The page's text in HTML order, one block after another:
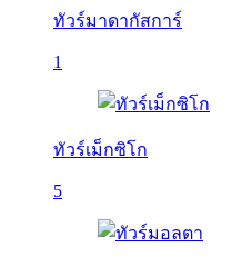
ทัวร์มาดากัสการ์
1
ทัวร์เม็กซิโก
5